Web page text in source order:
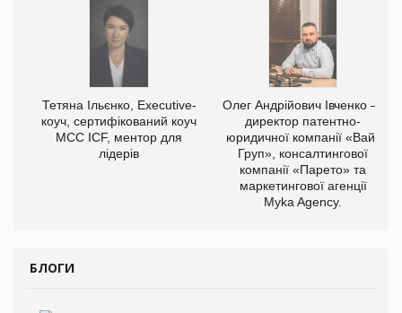
Тетяна Ільєнко, Executive-
коуч, сертифікований коуч
МСС ICF, ментор для
лідерів
Олег Андрійович Івченко —
директор патентно-
юридичної компанії «Вайз
Груп», консалтингової
компанії «Парето» та
маркетингової агенції
Myka Agency.
БЛОГИ